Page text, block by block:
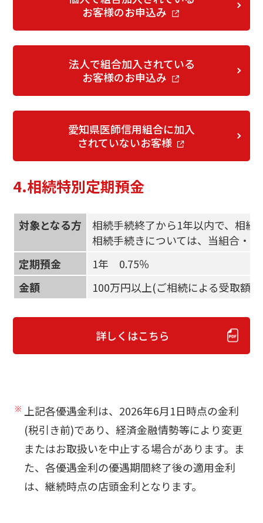
お客様のお申込み
法人で組合加入されている
お客様のお申込み
愛知県医師信用組合に加入
されていないお客様
4.相続特別定期預金
対象となる方
相続手続終了から1年以内で、相続
相続手続きについては、当組合・
定期預金
1年 0.75％
金額
100万円以上(ご相続による受取額
詳しくはこちら
上記各優遇金利は、2026年6月1日時点の金利
(税引き前)であり、経済金融情勢等により変更
またはお取扱いを中止する場合があります。ま
た、各優遇金利の優遇期間終了後の適用金利
は、継続時点の店頭金利となります。